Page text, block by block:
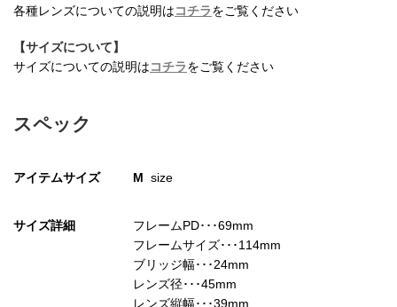
各種レンズについての説明はコチラをご覧ください
【サイズについて】
サイズについての説明はコチラをご覧ください
スペック
アイテムサイズ M size
サイズ詳細
フレームPD･･･69mm
フレームサイズ･･･114mm
ブリッジ幅･･･24mm
レンズ径･･･45mm
レンズ縦幅･･･39mm